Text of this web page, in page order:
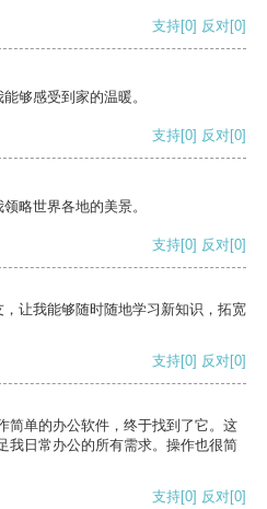
支持[0] 反对[0]
够感受到家的温暖。
支持[0] 反对[0]
略世界各地的美景。
支持[0] 反对[0]
让我能够随时随地学习新知识，拓宽
支持[0] 反对[0]
简单的办公软件，终于找到了它。这
我日常办公的所有需求。操作也很简
支持[0] 反对[0]